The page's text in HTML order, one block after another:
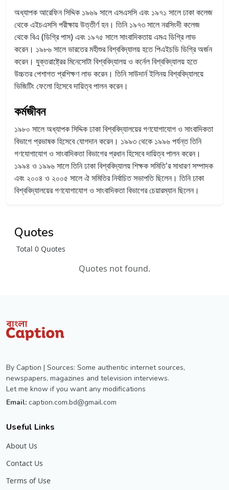
অধ্যাপক আরেফিন সিদ্দিক ১৯৬৯ সালে এসএসসি এবং ১৯৭১ সালে ঢাকা কলেজ
থেকে এইচএসসি পরীক্ষায় উত্তীর্ণ হন। তিনি ১৯৭৩ সালে নরসিংদী কলেজ
থেকে বিএ (ডিগ্রি পাস) এবং ১৯৭৫ সালে সাংবাদিকতায় এমএ ডিগ্রি লাভ
করেন। ১৯৮৬ সালে ভারতের মহীশুর বিশ্ববিদ্যালয় হতে পিএইচডি ডিগ্রি অর্জন
করেন। যুক্তরাষ্ট্রের মিনেসোটা বিশ্ববিদ্যালয় ও কর্নেল বিশ্ববিদ্যালয় হতে
উচ্চতর পেশাগত প্রশিক্ষণ লাভ করেন। তিনি সাউদার্ন ইলিনয় বিশ্ববিদ্যালয়ে
ভিজিটিং ফেলো হিসেবে দায়িত্ব পালন করেন।
কর্মজীবন
১৯৮০ সালে অধ্যাপক সিদ্দিক ঢাকা বিশ্ববিদ্যালয়ের গণযোগাযোগ ও সাংবাদিকতা
বিভাগে প্রভাষক হিসেবে যোগদান করেন। ১৯৯৩ থেকে ১৯৯৬ পর্যন্ত তিনি
গণযোগাযোগ ও সাংবাদিকতা বিভাগের প্রধান হিসেবে দায়িত্ব পালন করেন।
১৯৯৪ ও ১৯৯৬ সালে তিনি ঢাকা বিশ্ববিদ্যালয় শিক্ষক সমিতি'র সাধারণ সম্পাদক
এবং ২০০৪ ও ২০০৫ সালে ঐ সমিতির নির্বাচিত সভাপতি ছিলেন। তিনি ঢাকা
বিশ্ববিদ্যালয়ের গণযোগাযোগ ও সাংবাদিকতা বিভাগের চেয়ারম্যান ছিলেন।
Quotes
Total 0 Quotes
Quotes not found.
By Caption | Sources: Some authentic internet sources,
newspapers, magazines and television interviews.
Let me know if you want any modifications
Email: caption.com.bd@gmail.com
Useful Links
About Us
Contact Us
Terms of Use